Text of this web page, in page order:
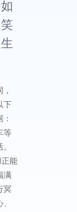
下
等
正能
满
冥